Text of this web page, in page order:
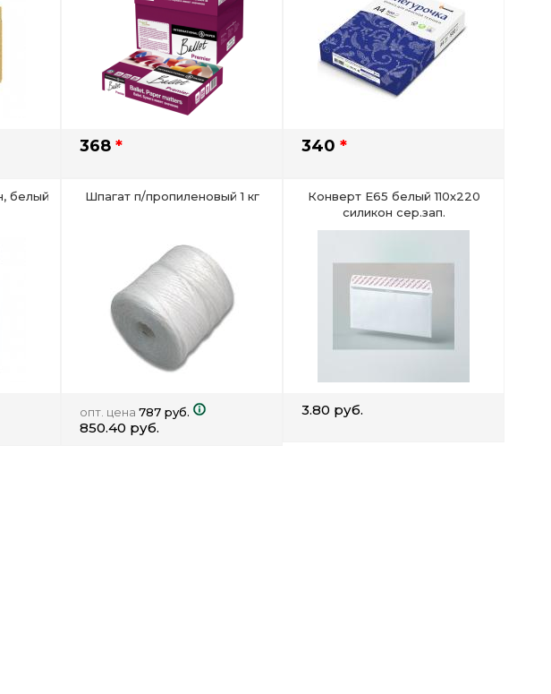
368 * 340 *
белый
Шпагат п/пропиленовый 1 кг
опт. цена 787 руб.
850.40 руб.
Конверт Е65 белый 110х220
силикон сер.зап.
3.80 руб.